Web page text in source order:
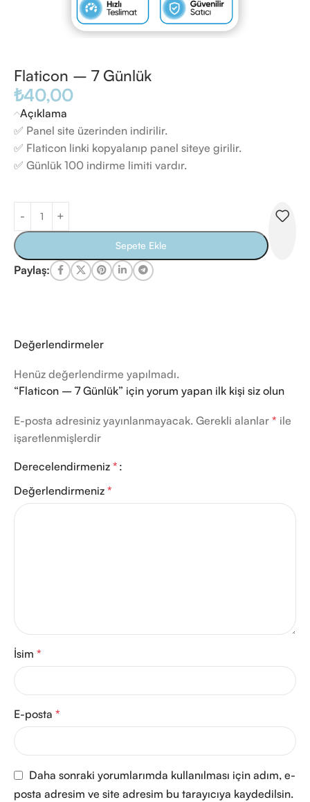
Flaticon – 7 Günlük
₺40,00
Açıklama
✅ Panel site üzerinden indirilir.
✅ Flaticon linki kopyalanıp panel siteye girilir.
✅ Günlük 100 indirme limiti vardır.
Sepete Ekle
Paylaş:
Değerlendirmeler
Henüz değerlendirme yapılmadı.
“Flaticon – 7 Günlük” için yorum yapan ilk kişi siz olun
E-posta adresiniz yayınlanmayacak. Gerekli alanlar * ile
işaretlenmişlerdir
Derecelendirmeniz *
Değerlendirmeniz *
İsim *
E-posta *
Daha sonraki yorumlarımda kullanılması için adım, e-
posta adresim ve site adresim bu tarayıcıya kaydedilsin.